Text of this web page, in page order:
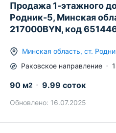
Продажа 1-этажного
Родник-5, Минская
217000BYN, код
Минская область, ст.
Раковское направление
90 м2 9.99 соток
Обновлено: 16.07.2025